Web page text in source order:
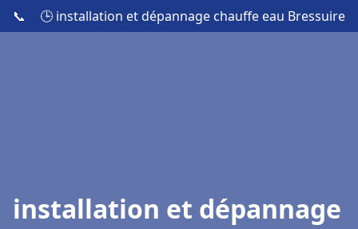
📞 🕒 installation et dépannage chauffe eau Bressuire
installation et dépannage